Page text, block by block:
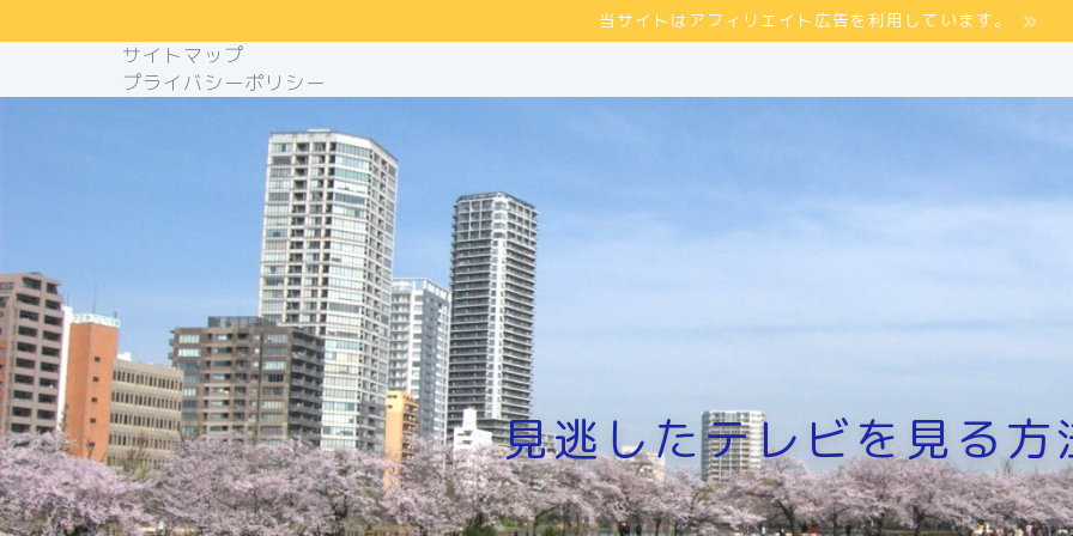
当サイトはアフィリエイト広告を利用しています。
サイトマップ
プライバシーポリシー
見逃したテレビを見る方